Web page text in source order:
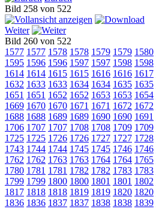
Bild 258 von 522
Weiter
Bild 260 von 522
1577 1577 1578 1578 1579 1579 1580
1595 1596 1596 1597 1597 1598 1598
1614 1614 1615 1615 1616 1616 1617
1632 1633 1633 1634 1634 1635 1635
1651 1651 1652 1652 1653 1653 1654
1669 1670 1670 1671 1671 1672 1672
1688 1688 1689 1689 1690 1690 1691
1706 1707 1707 1708 1708 1709 1709
1725 1725 1726 1726 1727 1727 1728
1743 1744 1744 1745 1745 1746 1746
1762 1762 1763 1763 1764 1764 1765
1780 1781 1781 1782 1782 1783 1783
1799 1799 1800 1800 1801 1801 1802
1817 1818 1818 1819 1819 1820 1820
1836 1836 1837 1837 1838 1838 1839